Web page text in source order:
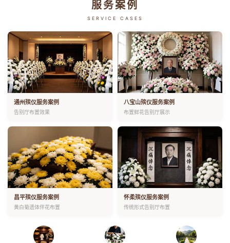
服务案例
SERVICE CASES
通州殡仪服务案例
告别厅布置效果
八宝山殡仪服务案例
布置鲜花告别厅展示
昌平殡仪服务案例
黄白菊遗体伴花布置
怀柔殡仪服务案例
传统形式告别厅布置